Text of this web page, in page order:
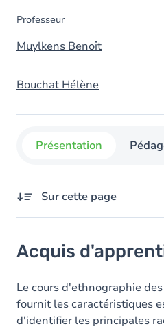
Professeur
Muylkens Benoît
Bouchat Hélène
Présentation
Sur cette page
Objectifs
Contenu
Table des matières
Acquis
Le cours d'ethnographie
fournit les caractéristiques
d'identifier les principales